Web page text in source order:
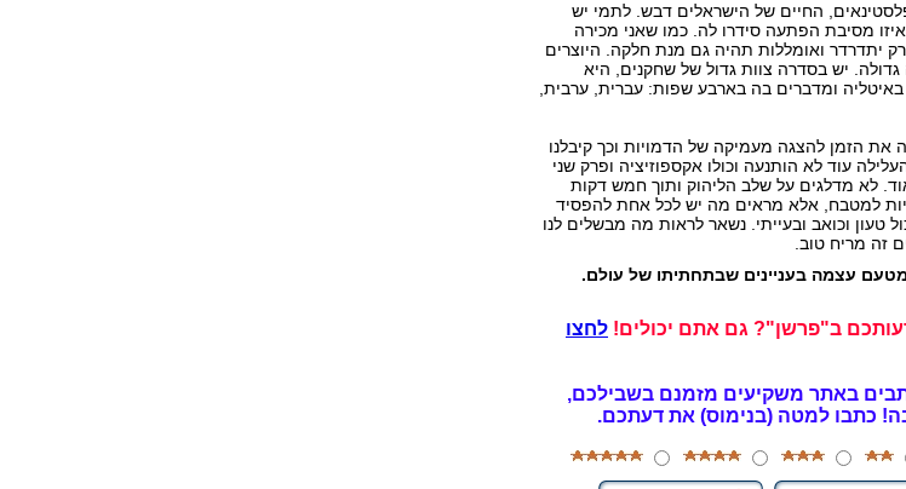
החיים של הישראלים דבש. לתמי יש
מסיבת הפתעה סידרו לה. כמו שאני מכירה
יתדרדר ואומללות תהיה גם מנת חלקה. היוצרים
יש בסדרה צוות גדול של שחקנים, היא
ומדברים בה בארבע שפות: עברית, ערבית,
את הזמן להצגה מעמיקה של הדמויות וכך קיבלנו
עוד לא הותנעה וכולו אקספוזיציה ופרק שני
לא מדלגים על שלב הליהוק ותוך חמש דקות
למטבח, אלא מראים מה יש לכל אחת להפסיד
טעון וכואב ובעייתי. נשאר לראות מה מבשלים לנו
זה מריח טוב.
עצמה בעניינים שבתחתיתו של עולם.
ב"פרשן"? גם אתם יכולים! לחצו
באתר משקיעים מזמנם בשבילכם,
כתבו למטה (בנימוס) את דעתכם.